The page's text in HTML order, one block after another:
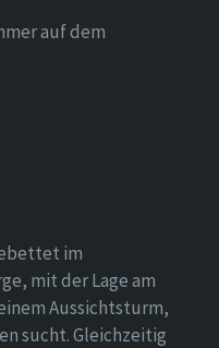
auf dem
im
mit der Lage am
Aussichtsturm,
sucht. Gleichzeitig